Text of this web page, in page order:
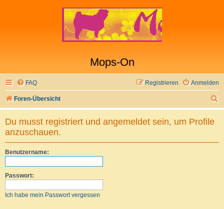
Mops-On
FAQ Anmelden
Registrieren
Foren-Übersicht
u
Du musst registriert und angemeldet sein, um Profile
anzuschauen.
Benutzername:
Passwort:
Ich habe mein Passwort vergessen